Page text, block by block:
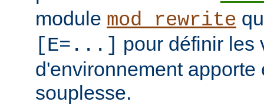
module mod_rewrite
[E=...] pour définir les
d'environnement apporte
souplesse.